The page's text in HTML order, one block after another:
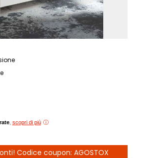
, scopri di più
Codice coupon: AGOSTOX